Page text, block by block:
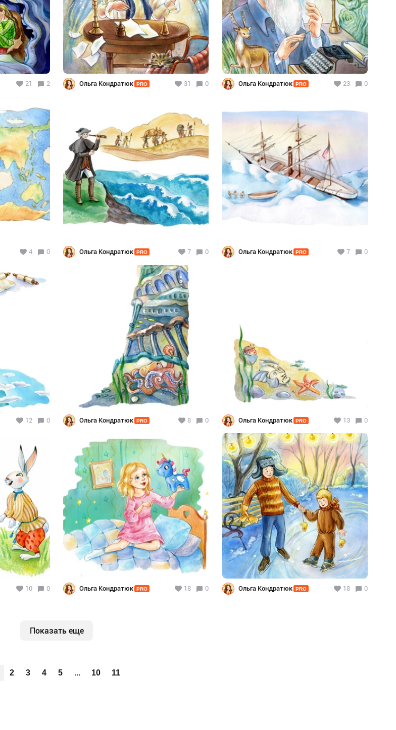
21 2 Ольга Кондратюк PRO 31 0 Ольга Кондратюк PRO 23 0
4 0 Ольга Кондратюк PRO 7 0 Ольга Кондратюк PRO 7 0
12 0 Ольга Кондратюк PRO 8 0 Ольга Кондратюк PRO 13 0
10 0 Ольга Кондратюк PRO 18 0 Ольга Кондратюк PRO 18 0
Показать еще
2 3 4 5 ... 10 11